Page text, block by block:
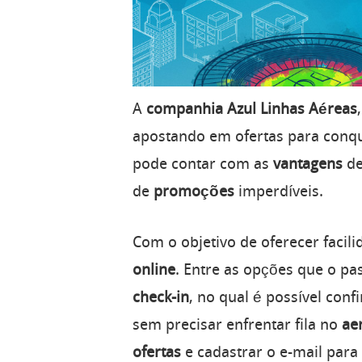
A companhia Azul Linhas Aéreas
apostando em ofertas para
pode contar com asvantagens
de promoções imperdíveis.
Com o objetivo de oferecer
online. Entre as opções que o
check-in, no qual é possível
sem precisar enfrentar fila no
ofertas e cadastrar o e-mail